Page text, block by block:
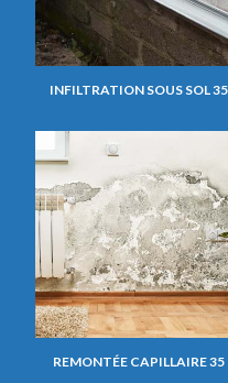
INFILTRATION SOUS SOL 35
REMONTÉE CAPILLAIRE 35